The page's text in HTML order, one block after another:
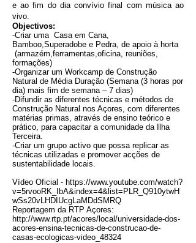
e ao fim do dia convívio final com música ao
vivo.
Objectivos:
-Criar uma Casa em Cana,
Bamboo,Superadobe e Pedra, de apoio à horta
(armazém,ferramentas,oficina, reuniões,
formações)
-Organizar um Workcamp de Construção
Natural de Média Duração (Semana (3 horas por
dia) mais fim de semana – 7 dias)
-Difundir as diferentes técnicas e métodos de
Construção Natural nos Açores, com diferentes
matérias primas, através de ensino teórico e
prático, para capacitar a comunidade da Ilha
Terceira.
-Criar um grupo activo que possa replicar as
técnicas utilizadas e promover acções de
sustentabilidade locais.
Vídeo Oficial - https://www.youtube.com/watch?
v=5rvooRK_IbA&index=4&list=PLR_Q910ytwH
wSs20vLHDIUcgLaMDdSMRQ
Reportagem da RTP Açores:
http://www.rtp.pt/acores/local/universidade-dos-
acores-ensina-tecnicas-de-construcao-de-
casas-ecologicas-video_48324